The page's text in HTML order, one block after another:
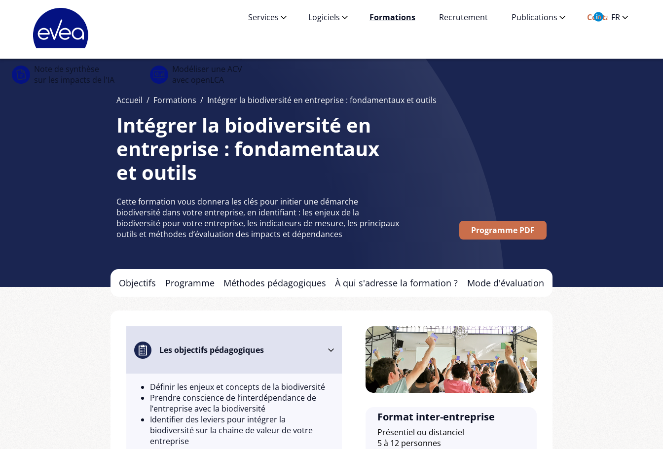
FR
Services Logiciels Formations Recrutement Publications Contact
Note de synthèse
sur les impacts de l'IA
Modéliser une ACV
avec openLCA
Accueil / Formations / Intégrer la biodiversité en entreprise : fondamentaux et outils
Intégrer la biodiversité en
entreprise : fondamentaux
et outils
Cette formation vous donnera les clés pour initier une démarche
biodiversité dans votre entreprise, en identifiant : les enjeux de la
biodiversité pour votre entreprise, les indicateurs de mesure, les principaux
outils et méthodes d’évaluation des impacts et dépendances
Programme PDF
Objectifs Programme Méthodes pédagogiques À qui s'adresse la formation ? Mode d'évaluation
Les objectifs pédagogiques
Définir les enjeux et concepts de la biodiversité
Prendre conscience de l’interdépendance de
l’entreprise avec la biodiversité
Identifier des leviers pour intégrer la
biodiversité sur la chaine de valeur de votre
entreprise
Format inter-entreprise
Présentiel ou distanciel
5 à 12 personnes
Panneau de gestion des cookies